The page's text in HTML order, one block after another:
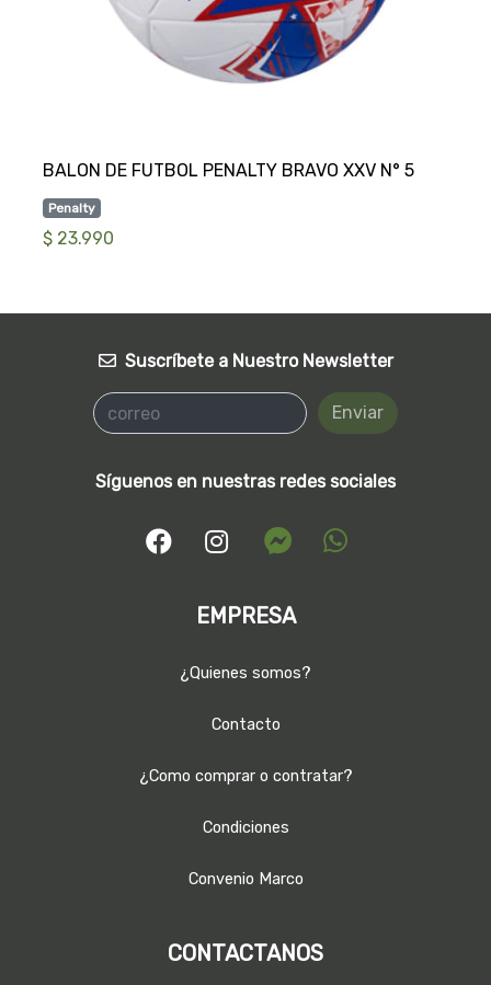
Penalty
$ 23.990
Suscríbete a Nuestro Newsletter
Enviar
Síguenos en nuestras redes sociales
EMPRESA
¿Quienes somos?
Contacto
¿Como comprar o contratar?
Condiciones
Convenio Marco
CONTACTANOS